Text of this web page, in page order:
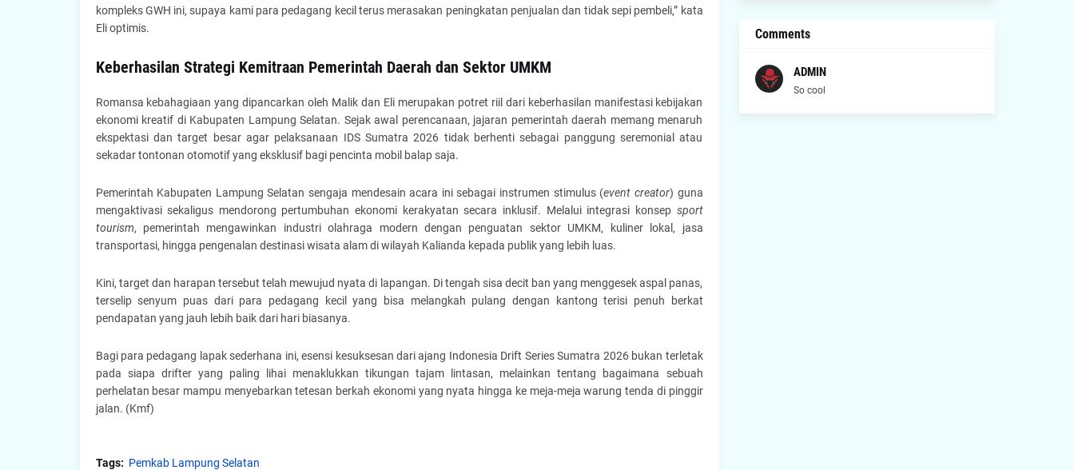
kompleks GWH ini, supaya kami para pedagang kecil terus merasakan peningkatan penjualan dan tidak sepi pembeli,” kata
Eli optimis.
Keberhasilan Strategi Kemitraan Pemerintah Daerah dan Sektor UMKM
Romansa kebahagiaan yang dipancarkan oleh Malik dan Eli merupakan potret riil dari keberhasilan manifestasi kebijakan
ekonomi kreatif di Kabupaten Lampung Selatan. Sejak awal perencanaan, jajaran pemerintah daerah memang menaruh
ekspektasi dan target besar agar pelaksanaan IDS Sumatra 2026 tidak berhenti sebagai panggung seremonial atau
sekadar tontonan otomotif yang eksklusif bagi pencinta mobil balap saja.
Pemerintah Kabupaten Lampung Selatan sengaja mendesain acara ini sebagai instrumen stimulus (event creator) guna
mengaktivasi sekaligus mendorong pertumbuhan ekonomi kerakyatan secara inklusif. Melalui integrasi konsep sport
tourism, pemerintah mengawinkan industri olahraga modern dengan penguatan sektor UMKM, kuliner lokal, jasa
transportasi, hingga pengenalan destinasi wisata alam di wilayah Kalianda kepada publik yang lebih luas.
Kini, target dan harapan tersebut telah mewujud nyata di lapangan. Di tengah sisa decit ban yang menggesek aspal panas,
terselip senyum puas dari para pedagang kecil yang bisa melangkah pulang dengan kantong terisi penuh berkat
pendapatan yang jauh lebih baik dari hari biasanya.
Bagi para pedagang lapak sederhana ini, esensi kesuksesan dari ajang Indonesia Drift Series Sumatra 2026 bukan terletak
pada siapa drifter yang paling lihai menaklukkan tikungan tajam lintasan, melainkan tentang bagaimana sebuah
perhelatan besar mampu menyebarkan tetesan berkah ekonomi yang nyata hingga ke meja-meja warung tenda di pinggir
jalan. (Kmf)
Tags: Pemkab Lampung Selatan
Comments
ADMIN
So cool